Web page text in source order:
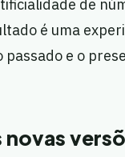
de
é uma
passado e o
novas